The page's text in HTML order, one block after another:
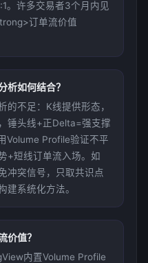
。许多交易者3个月内见
订单流价值
析如何结合？
的不足：K线提供形态，
锤头线+正Delta=强支撑
Volume Profile验证不平
+短线订单流入场。如
冲突信号，只取共识点
建系统化方法。
价值？
内置Volume Profile